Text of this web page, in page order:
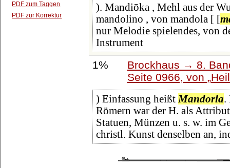
PDF zum Taggen
PDF zur Korrektur
). Mandiōka , Mehl aus der
mandolino , von mandola [ [
nur Melodie spielendes, von
Instrument
1%
Brockhaus → 8.
Seite 0966, von
) Einfassung heißt Mandorla.
Römern war der H. als
Statuen, Münzen u. s. w. im
christl. Kunst denselben an,